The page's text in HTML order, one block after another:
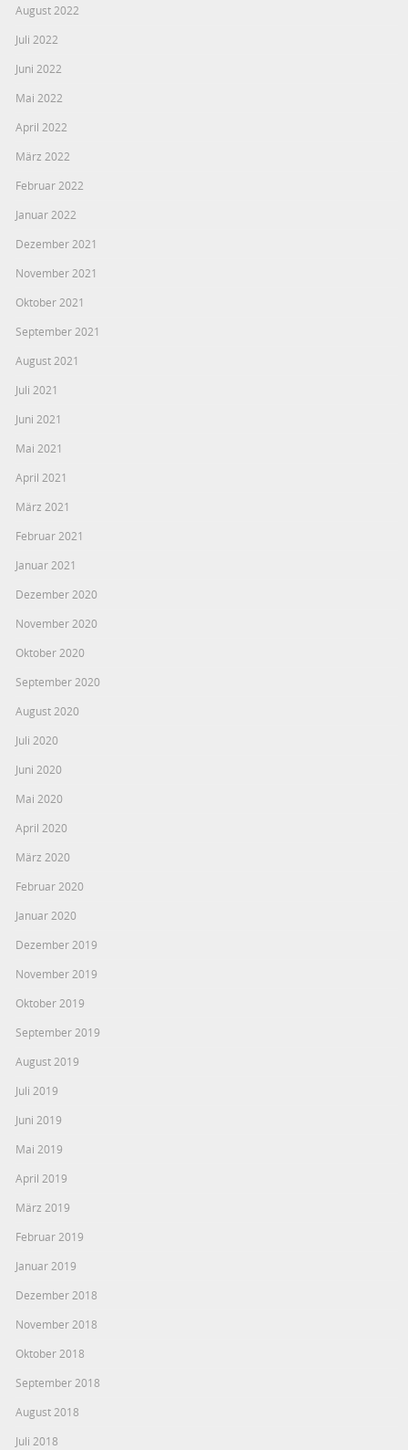
August 2022
Juli 2022
Juni 2022
Mai 2022
April 2022
März 2022
Februar 2022
Januar 2022
Dezember 2021
November 2021
Oktober 2021
September 2021
August 2021
Juli 2021
Juni 2021
Mai 2021
April 2021
März 2021
Februar 2021
Januar 2021
Dezember 2020
November 2020
Oktober 2020
September 2020
August 2020
Juli 2020
Juni 2020
Mai 2020
April 2020
März 2020
Februar 2020
Januar 2020
Dezember 2019
November 2019
Oktober 2019
September 2019
August 2019
Juli 2019
Juni 2019
Mai 2019
April 2019
März 2019
Februar 2019
Januar 2019
Dezember 2018
November 2018
Oktober 2018
September 2018
August 2018
Juli 2018